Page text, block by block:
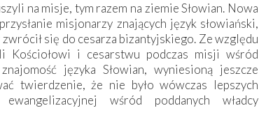
na misje, tym razem na ziemie Słowian. Nowa
misjonarzy znających język słowiański,
się do cesarza bizantyjskiego. Ze względu
Kościołowi i cesarstwu podczas misji wśród
języka Słowian, wyniesioną jeszcze
twierdzenie, że nie było wówczas lepszych
wśród poddanych władcy